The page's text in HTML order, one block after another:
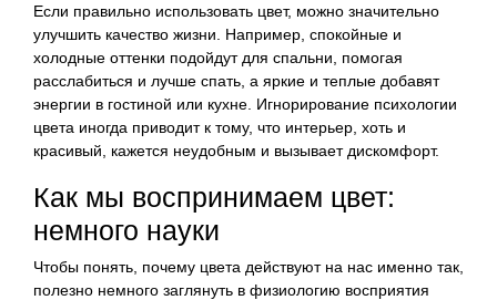
Если правильно использовать цвет, можно значительно
улучшить качество жизни. Например, спокойные и
холодные оттенки подойдут для спальни, помогая
расслабиться и лучше спать, а яркие и теплые добавят
энергии в гостиной или кухне. Игнорирование психологии
цвета иногда приводит к тому, что интерьер, хоть и
красивый, кажется неудобным и вызывает дискомфорт.
Как мы воспринимаем цвет:
немного науки
Чтобы понять, почему цвета действуют на нас именно так,
полезно немного заглянуть в физиологию восприятия